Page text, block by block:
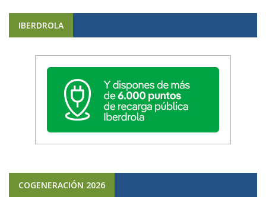
IBERDROLA
COGENERACIÓN 2026